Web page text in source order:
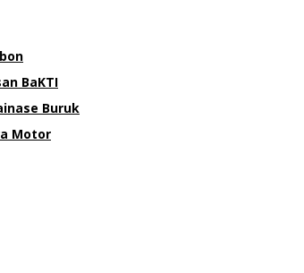
BaKTI
Buruk
Motor